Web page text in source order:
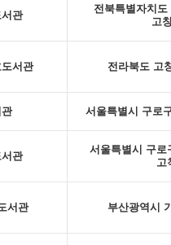
관
전북특별자치
고
서관 전라북도 고
서울특별시 구로
관
서울특별시 구로
고
서관 부산광역시